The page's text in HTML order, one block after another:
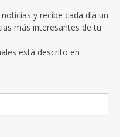
y recibe cada día un
más interesantes de tu
está descrito en